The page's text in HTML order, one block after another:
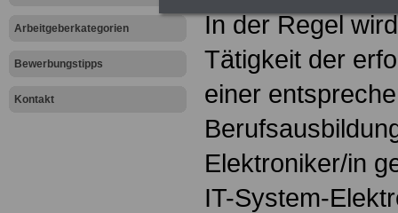
Arbeitgeberkategorien
Bewerbungstipps
Kontakt
In der Regel
Tätigkeit der
einer
Elektroniker/in
IT-System-